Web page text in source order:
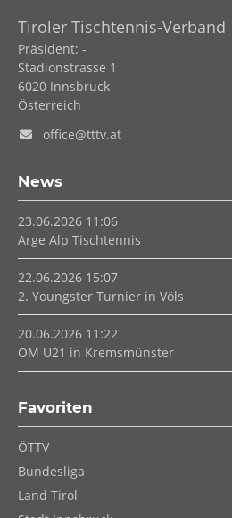
Tiroler Tischtennis-Verband
Präsident: -
Stadionstrasse 1
6020 Innsbruck
Österreich
office@tttv.at
News
23.06.2026 11:06
Arge Alp Tischtennis
22.06.2026 15:07
2. Youngster Turnier in Völs
20.06.2026 11:22
ÖM U21 in Kremsmünster
Favoriten
Navigation
überspringen
ÖTTV
Bundesliga
Land Tirol